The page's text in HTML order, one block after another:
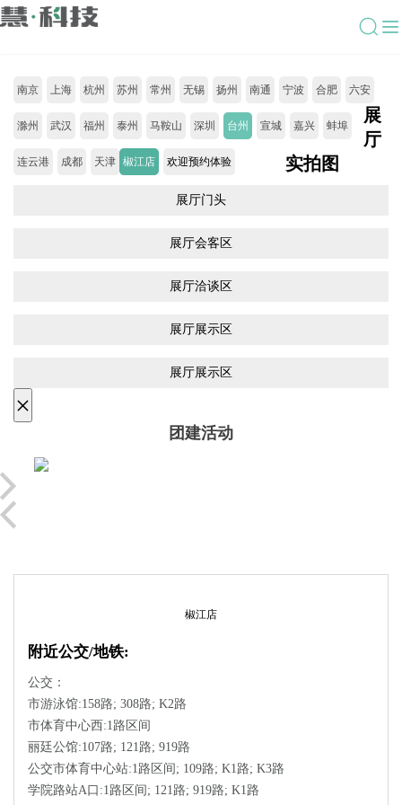
南京 上海 杭州 苏州 常州 无锡 扬州 南通 宁波 合肥 六安
滁州 武汉 福州 泰州 马鞍山 深圳 台州 宣城 嘉兴 蚌埠
连云港 成都 天津 椒江店 欢迎预约体验
展
厅
实拍图
展厅门头
展厅会客区
展厅洽谈区
展厅展示区
展厅展示区
×
团建活动
椒江店
附近公交/地铁:
公交：
市游泳馆:158路; 308路; K2路
市体育中心西:1路区间
丽廷公馆:107路; 121路; 919路
公交市体育中心站:1路区间; 109路; K1路; K3路
学院路站A口:1路区间; 121路; 919路; K1路